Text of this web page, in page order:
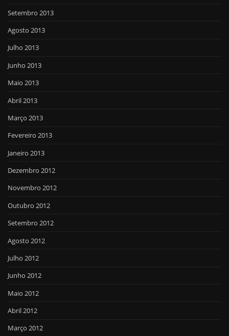
Setembro 2013
Agosto 2013
Julho 2013
Junho 2013
Maio 2013
Abril 2013
Março 2013
Fevereiro 2013
Janeiro 2013
Dezembro 2012
Novembro 2012
Outubro 2012
Setembro 2012
Agosto 2012
Julho 2012
Junho 2012
Maio 2012
Abril 2012
Março 2012